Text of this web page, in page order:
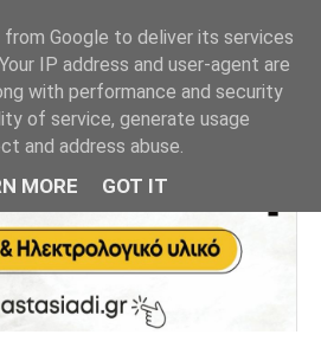
Google to deliver its services
IP address and user-agent are
with performance and security
of service, generate usage
and address abuse.
MORE GOT IT